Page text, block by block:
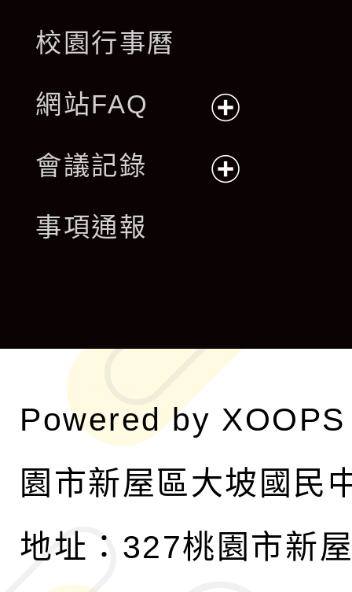
校園行事曆
網站FAQ
開
會議記錄
單
事項通報
Powered by XOOPS
園市新屋區大坡國民
地址：327桃園市新